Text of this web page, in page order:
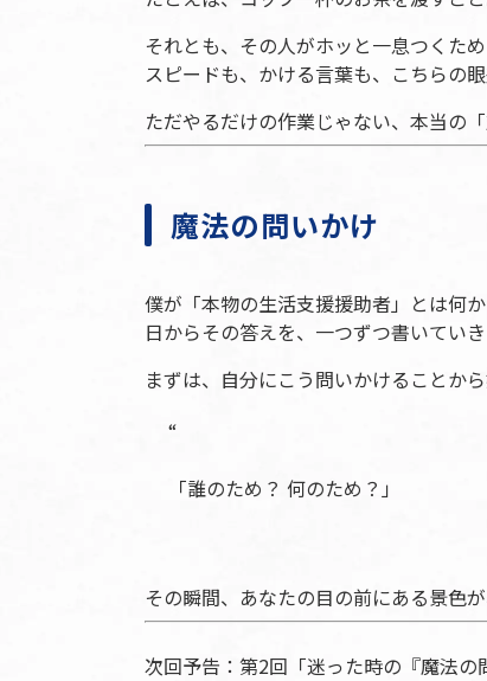
それとも、その人がホッと一息つくた
スピードも、かける言葉も、こちらの眼
ただやるだけの作業じゃない、本当の「
魔法の問いかけ
僕が「本物の生活支援援助者」とは何
日からその答えを、一つずつ書いていき
まずは、自分にこう問いかけることか
「誰のため？ 何のため？」
その瞬間、あなたの目の前にある景色
次回予告：第2回「迷った時の『魔法の